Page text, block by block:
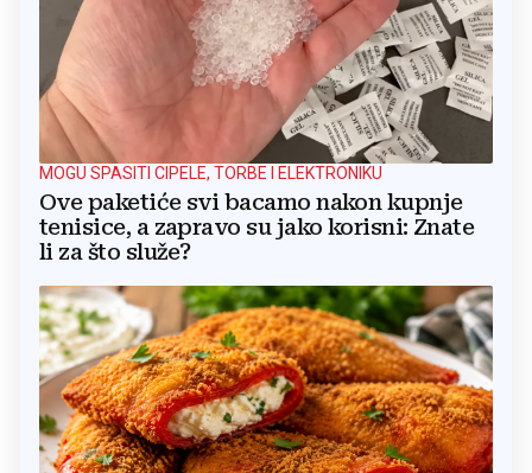
MOGU SPASITI CIPELE, TORBE I ELEKTRONIKU
Ove paketiće svi bacamo nakon kupnje
tenisice, a zapravo su jako korisni: Znate
li za što služe?